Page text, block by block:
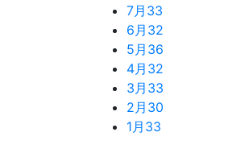
7月 33
6月 32
5月 36
4月 32
3月 33
2月 30
1月 33